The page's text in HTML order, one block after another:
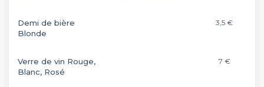
Demi de bière
Blonde
3,5 €
Verre de vin Rouge,
Blanc, Rosé
7 €